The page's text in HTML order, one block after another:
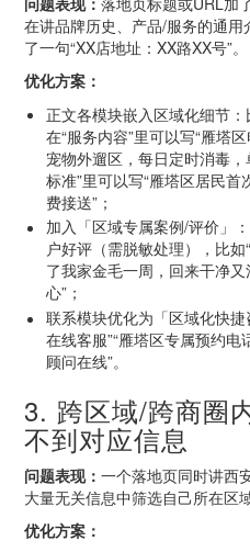
在讲品牌历史、产品/服务的通
了一句“XX店地址：XX路XX号”。
优化方案：
正文各模块嵌入区域化细节
在“服务内容”里可以写“雁塔
宠物外遛区，每日定时消毒
标准”里可以写“雁塔区居民
费接送”；
加入「区域专属案例/评价」
户好评（需脱敏处理），比
了我家金毛一周，回来干净
心”；
联系模块优化为「区域化快
在线客服”“雁塔区专属预约电
顾问在线”。
3. 跨区域/跨商圈
不到对应信息
问题表现：一个落地页同时讲西
大量无关信息中筛选自己所在区
优化方案：